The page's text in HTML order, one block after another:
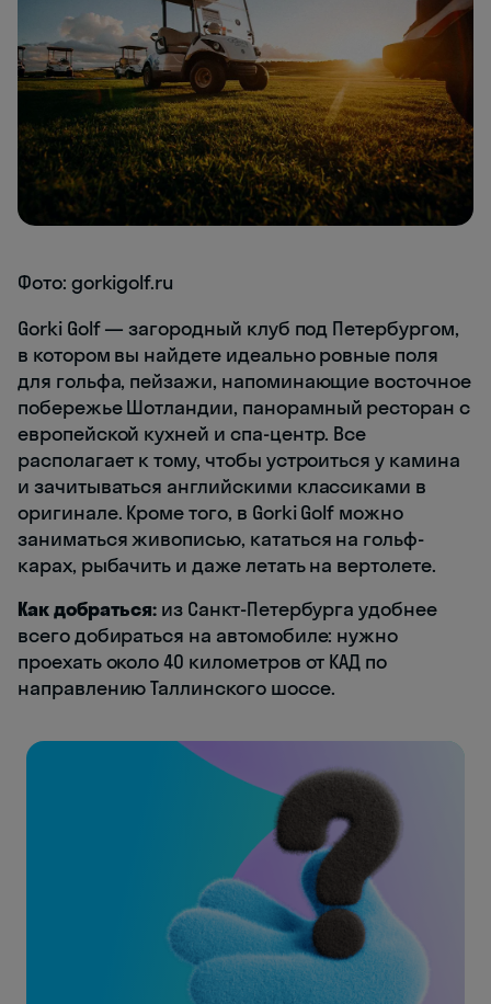
Фото: gorkigolf.ru
Gorki Golf — загородный клуб под Петербургом,
в котором вы найдете идеально ровные поля
для гольфа, пейзажи, напоминающие восточное
побережье Шотландии, панорамный ресторан с
европейской кухней и спа-центр. Все
располагает к тому, чтобы устроиться у камина
и зачитываться английскими классиками в
оригинале. Кроме того, в Gorki Golf можно
заниматься живописью, кататься на гольф-
карах, рыбачить и даже летать на вертолете.
Как добраться: из Санкт-Петербурга удобнее
всего добираться на автомобиле: нужно
проехать около 40 километров от КАД по
направлению Таллинского шоссе.